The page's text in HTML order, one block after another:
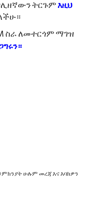
ትርጉምእዚህ
ስራ ለመተርጎም ማገዝ
ምክንያት ሁሉም መረጃ እና እባክዎን